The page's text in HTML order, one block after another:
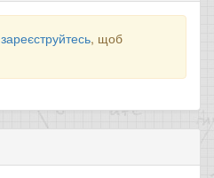
зареєструйтесь, щоб